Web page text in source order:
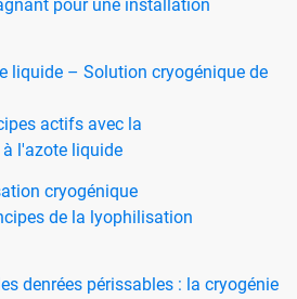
pour une installation
liquide – Solution cryogénique de
actifs avec la
l'azote liquide
cryogénique
de la lyophilisation
denrées périssables : la cryogénie